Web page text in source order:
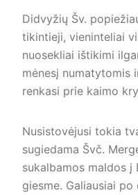
Didvyžių Šv.
tikintieji, vieninteliai
nuosekliai ištikimi
mėnesį numatytomis
renkasi prie kaimo
Nusistovėjusi tokia
sugiedama Švč.
sukalbamos maldos į
giesme. Galiausiai